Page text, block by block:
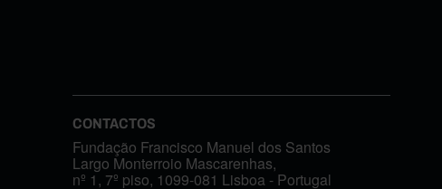
CONTACTOS
Fundação Francisco Manuel dos Santos
Largo Monterroio Mascarenhas,
nº 1, 7º piso, 1099-081 Lisboa - Portugal